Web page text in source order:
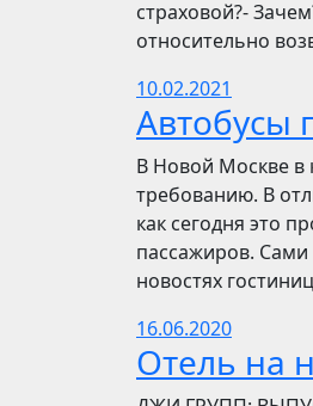
страховой?-
относительно
10.02.2021
Автобусы
В Новой Москве в
требованию. В
как сегодня это
пассажиров. Сами
новостях
16.06.2020
Отель на